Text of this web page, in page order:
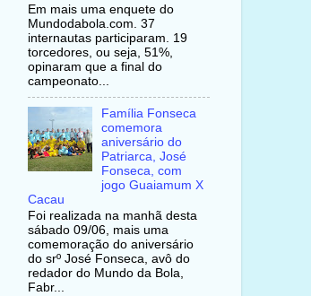
Em mais uma enquete do
Mundodabola.com. 37
internautas participaram. 19
torcedores, ou seja, 51%,
opinaram que a final do
campeonato...
Família Fonseca
comemora
aniversário do
Patriarca, José
Fonseca, com
jogo Guaiamum X
Cacau
Foi realizada na manhã desta
sábado 09/06, mais uma
comemoração do aniversário
do srº José Fonseca, avô do
redador do Mundo da Bola,
Fabr...